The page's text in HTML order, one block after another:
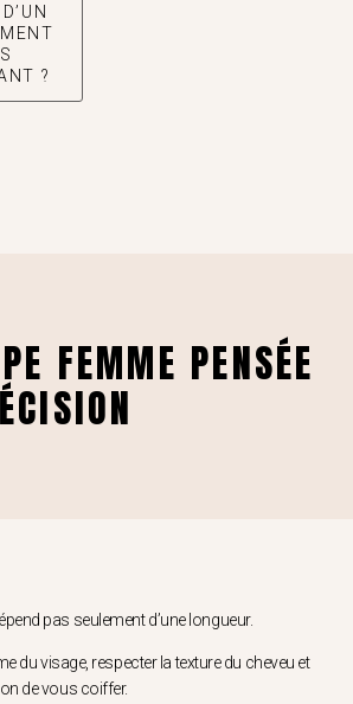
?
FEMME PENSÉE
pas seulement d’une longueur.
du visage, respecter la texture du cheveu et
de vous coiffer.